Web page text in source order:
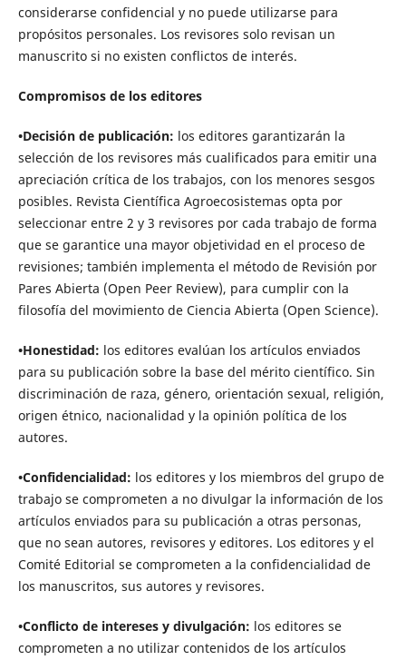
considerarse confidencial y no puede utilizarse para
propósitos personales. Los revisores solo revisan un
manuscrito si no existen conflictos de interés.
Compromisos de los editores
•Decisión de publicación: los editores garantizarán la
selección de los revisores más cualificados para emitir una
apreciación crítica de los trabajos, con los menores sesgos
posibles. Revista Científica Agroecosistemas opta por
seleccionar entre 2 y 3 revisores por cada trabajo de forma
que se garantice una mayor objetividad en el proceso de
revisiones; también implementa el método de Revisión por
Pares Abierta (Open Peer Review), para cumplir con la
filosofía del movimiento de Ciencia Abierta (Open Science).
•Honestidad: los editores evalúan los artículos enviados
para su publicación sobre la base del mérito científico. Sin
discriminación de raza, género, orientación sexual, religión,
origen étnico, nacionalidad y la opinión política de los
autores.
•Confidencialidad: los editores y los miembros del grupo de
trabajo se comprometen a no divulgar la información de los
artículos enviados para su publicación a otras personas,
que no sean autores, revisores y editores. Los editores y el
Comité Editorial se comprometen a la confidencialidad de
los manuscritos, sus autores y revisores.
•Conflicto de intereses y divulgación: los editores se
comprometen a no utilizar contenidos de los artículos